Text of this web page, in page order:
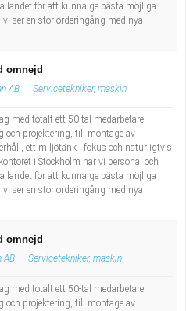
landet för att kunna ge bästa möjliga
ser en stor orderingång med nya
omnejd
AB Servicetekniker, maskin
med totalt ett 50-tal medarbetare
och projektering, till montage av
ett miljötänk i fokus och naturligtvis
i Stockholm har vi personal och
landet för att kunna ge bästa möjliga
ser en stor orderingång med nya
omnejd
AB Servicetekniker, maskin
med totalt ett 50-tal medarbetare
och projektering, till montage av